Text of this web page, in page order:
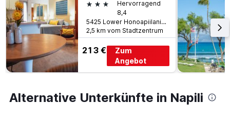
die
den
durchschnittlichen
Zimmerpreis
anzeigt.
3 SterneHervorragend
8,4
5425 Lower Honoapiilani Road, Napili, Maui, HI, USA
2,5 km vom Stadtzentrum
213 €
Zum
Angebot
Alternative Unterkünfte in Napili